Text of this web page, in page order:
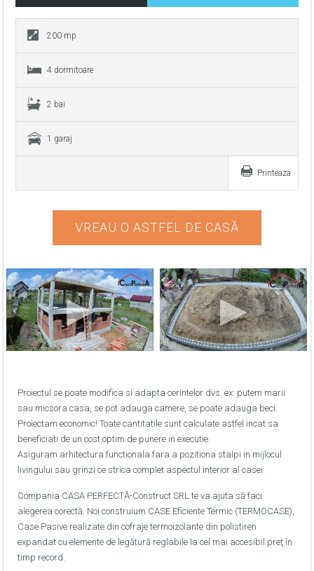
200 mp
4 dormitoare
2 bai
1 garaj
Printeaza
VREAU O ASTFEL DE CASĂ
Proiectul se poate modifica si adapta cerintelor dvs. ex: putem marii
sau micsora casa, se pot adauga camere, se poate adauga beci.
Proiectam economic! Toate cantitatile sunt calculate astfel incat sa
beneficiati de un cost optim de punere in executie.
Asiguram arhitectura functionala fara a pozitiona stalpi in mijlocul
livingului sau grinzi ce strica complet aspectul interior al casei.
Compania CASA PERFECTĂ-Construct SRL te va ajuta să faci
alegerea corectă. Noi construium CASE Eficiente Termic (TERMOCASE),
Case Pasive realizate din cofraje termoizolante din polistiren
expandat cu elemente de legătură reglabile la cel mai accesibil preţ în
timp record.